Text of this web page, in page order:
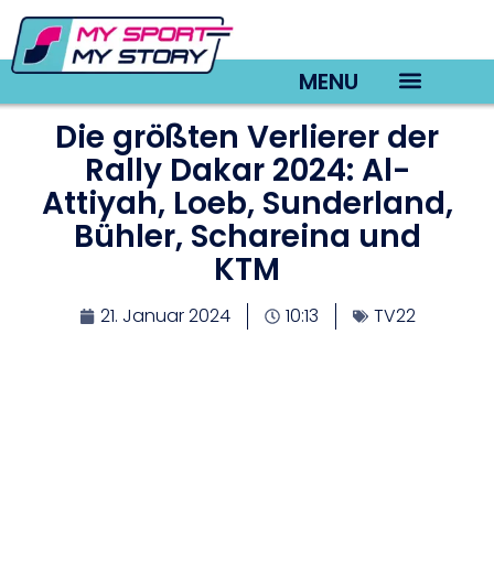
MENU
Die größten Verlierer der
Rally Dakar 2024: Al-
Attiyah, Loeb, Sunderland,
Bühler, Schareina und
KTM
21. Januar 2024 10:13 TV22